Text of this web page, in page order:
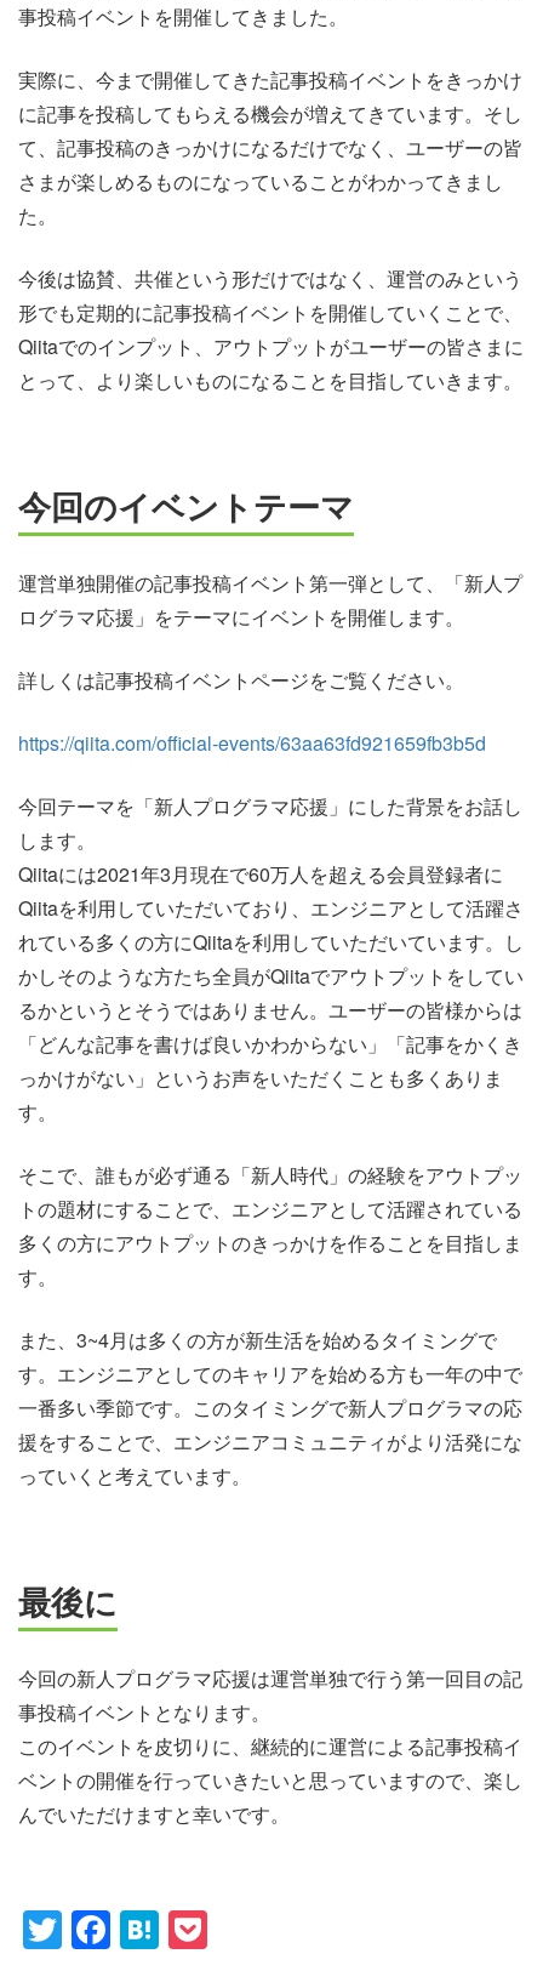
事投稿イベントを開催してきました。
実際に、今まで開催してきた記事投稿イベントをきっかけ
に記事を投稿してもらえる機会が増えてきています。そし
て、記事投稿のきっかけになるだけでなく、ユーザーの皆
さまが楽しめるものになっていることがわかってきまし
た。
今後は協賛、共催という形だけではなく、運営のみという
形でも定期的に記事投稿イベントを開催していくことで、
Qiitaでのインプット、アウトプットがユーザーの皆さまに
とって、より楽しいものになることを目指していきます。
今回のイベントテーマ
運営単独開催の記事投稿イベント第一弾として、「新人プ
ログラマ応援」をテーマにイベントを開催します。
詳しくは記事投稿イベントページをご覧ください。
https://qiita.com/official-events/63aa63fd921659fb3b5d
今回テーマを「新人プログラマ応援」にした背景をお話し
します。
Qiitaには2021年3月現在で60万人を超える会員登録者に
Qiitaを利用していただいており、エンジニアとして活躍さ
れている多くの方にQiitaを利用していただいています。し
かしそのような方たち全員がQiitaでアウトプットをしてい
るかというとそうではありません。ユーザーの皆様からは
「どんな記事を書けば良いかわからない」「記事をかくき
っかけがない」というお声をいただくことも多くありま
す。
そこで、誰もが必ず通る「新人時代」の経験をアウトプッ
トの題材にすることで、エンジニアとして活躍されている
多くの方にアウトプットのきっかけを作ることを目指しま
す。
また、3~4月は多くの方が新生活を始めるタイミングで
す。エンジニアとしてのキャリアを始める方も一年の中で
一番多い季節です。このタイミングで新人プログラマの応
援をすることで、エンジニアコミュニティがより活発にな
っていくと考えています。
最後に
今回の新人プログラマ応援は運営単独で行う第一回目の記
事投稿イベントとなります。
このイベントを皮切りに、継続的に運営による記事投稿イ
ベントの開催を行っていきたいと思っていますので、楽し
んでいただけますと幸いです。
Twitter
Facebook
Hatena